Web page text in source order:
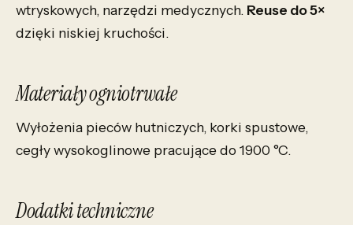
wtryskowych, narzędzi medycznych. Reuse do 5×
dzięki niskiej kruchości.
Materiały ogniotrwałe
Wyłożenia pieców hutniczych, korki spustowe,
cegły wysokoglinowe pracujące do 1900 °C.
Dodatki techniczne